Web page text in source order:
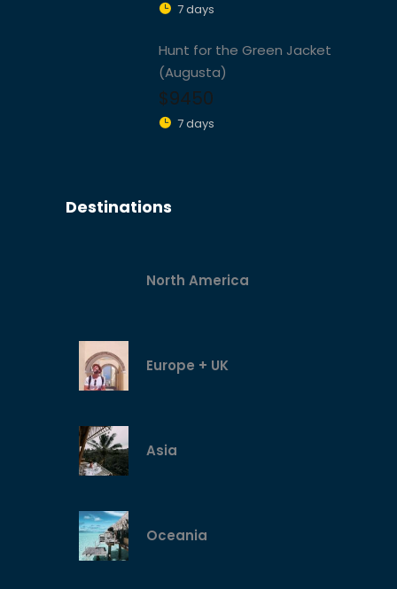
7 days
Hunt for the Green Jacket
(Augusta)
$9450
7 days
Destinations
North America
Europe + UK
Asia
Oceania